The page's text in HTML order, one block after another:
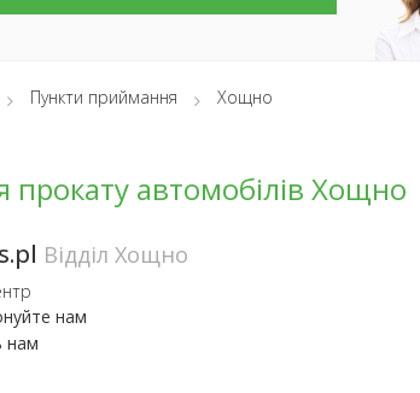
Пункти приймання Хощно
прокату автомобілів Хощно
Відділ Хощно
нам
нам